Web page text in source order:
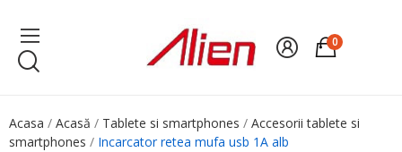
0
Acasa Acasă Tablete si smartphones
Accesorii tablete si
smartphones
Incarcator retea mufa usb 1A alb